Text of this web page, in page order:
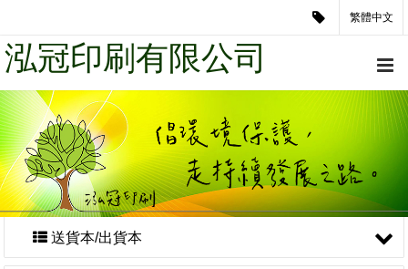
繁體中文
泓冠印刷有限公司
送貨本/出貨本